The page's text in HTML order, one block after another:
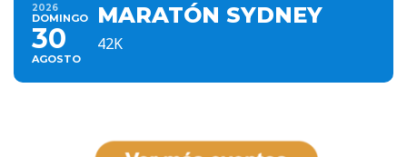
2026
DOMINGO
30
AGOSTO
MARATÓN SYDNEY
42K